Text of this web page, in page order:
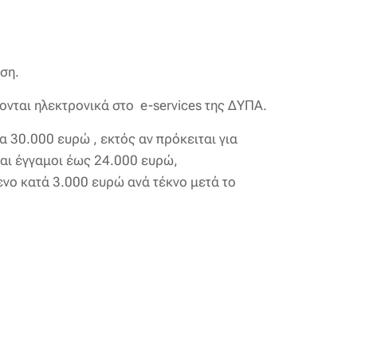
ηλεκτρονικά στο e-services της ΔΥΠΑ.
30.000 ευρώ , εκτός αν πρόκειται για
έγγαμοι έως 24.000 ευρώ,
κατά 3.000 ευρώ ανά τέκνο μετά το